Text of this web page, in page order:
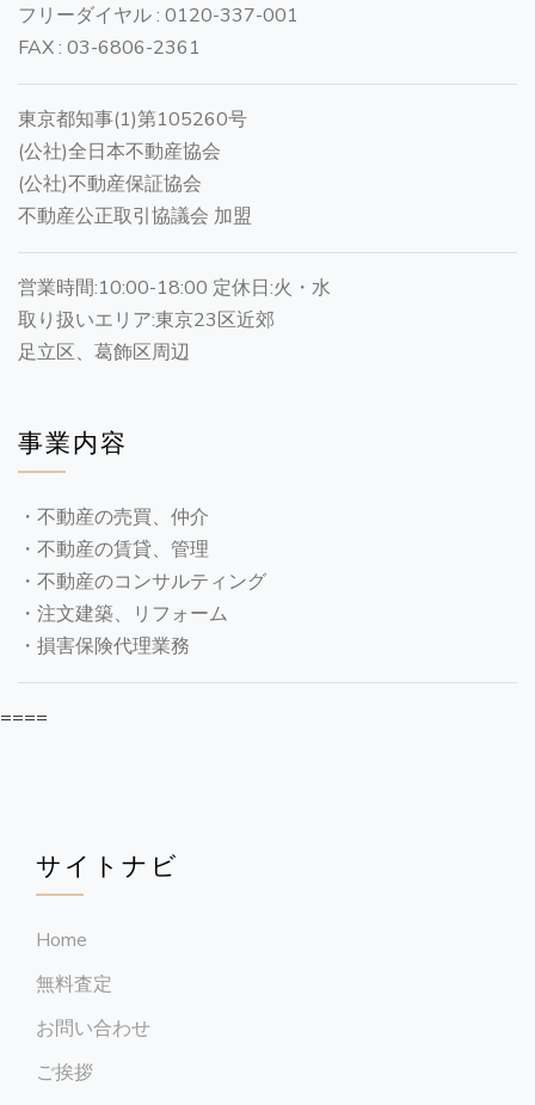
フリーダイヤル : 0120-337-001
FAX : 03-6806-2361
東京都知事(1)第105260号
(公社)全日本不動産協会
(公社)不動産保証協会
不動産公正取引協議会 加盟
営業時間:10:00-18:00 定休日:火・水
取り扱いエリア:東京23区近郊
足立区、葛飾区周辺
事業内容
・不動産の売買、仲介
・不動産の賃貸、管理
・不動産のコンサルティング
・注文建築、リフォーム
・損害保険代理業務
====
サイトナビ
Home
無料査定
お問い合わせ
ご挨拶